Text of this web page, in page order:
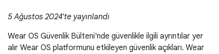
5 Ağustos 2024'te yayınlandı
Wear OS Güvenlik Bülteni'nde güvenlikle ilgili ayrıntılar yer
alır Wear OS platformunu etkileyen güvenlik açıkları. Wear